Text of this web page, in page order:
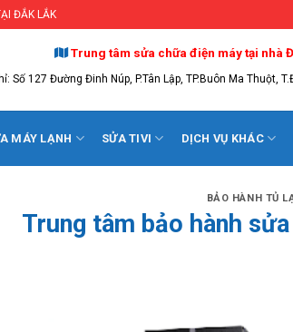
ĐẮK LẮK
Trung tâm sửa chữa điện máy tại nhà
Số 127 Đường Đinh Núp, P.Tân Lập, TP.Buôn Ma Thuột,
MÁY LẠNH SỬA TIVI DỊCH VỤ KHÁC
BẢO HÀNH TỦ
Trung tâm bảo hành